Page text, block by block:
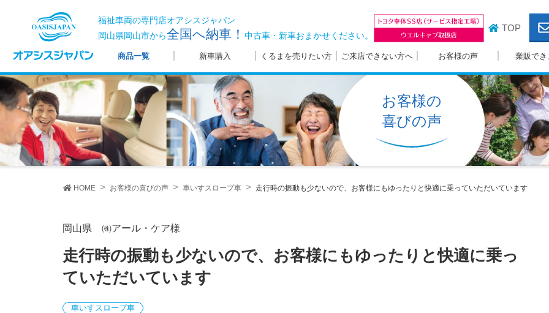
福祉車両の専門店オアシスジャパン
岡山県岡山市から全国へ納車！中古車・新車おまかせください。
TOP
商品一覧 新車購入 くるまを売りたい方 ご来店できない方へ お客様の声 業販でき
お客様の
喜びの声
HOME お客様の喜びの声 車いすスロープ車 走行時の振動も少ないので、お客様にもゆったりと快適に乗っていただいています
岡山県 ㈱アール・ケア様
走行時の振動も少ないので、お客様にもゆったりと快適に乗っ
ていただいています
車いすスロープ車